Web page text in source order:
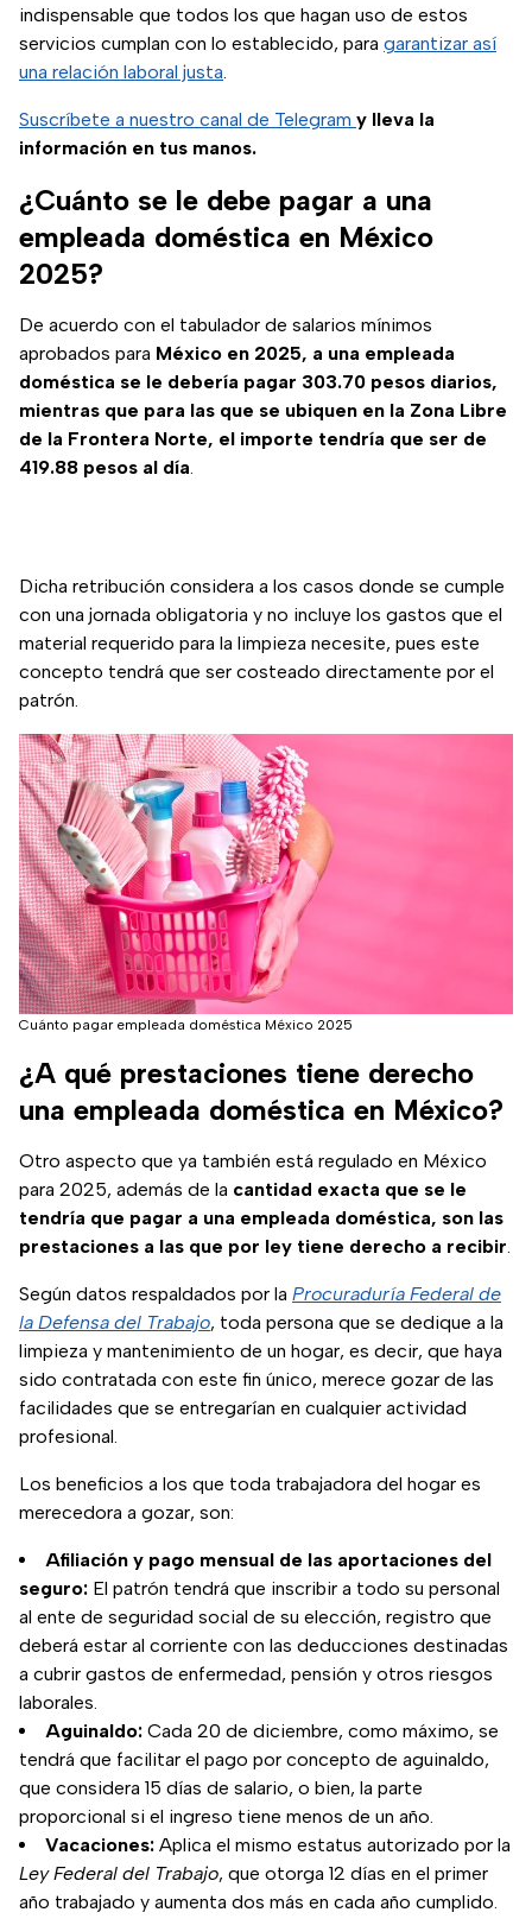
indispensable que todos los que hagan uso de estos
servicios cumplan con lo establecido, para garantizar así
una relación laboral justa.
Suscríbete a nuestro canal de Telegram y lleva la
información en tus manos.
¿Cuánto se le debe pagar a una
empleada doméstica en México
2025?
De acuerdo con el tabulador de salarios mínimos
aprobados para México en 2025, a una empleada
doméstica se le debería pagar 303.70 pesos diarios,
mientras que para las que se ubiquen en la Zona Libre
de la Frontera Norte, el importe tendría que ser de
419.88 pesos al día.
Dicha retribución considera a los casos donde se cumple
con una jornada obligatoria y no incluye los gastos que el
material requerido para la limpieza necesite, pues este
concepto tendrá que ser costeado directamente por el
patrón.
Cuánto pagar empleada doméstica México 2025
¿A qué prestaciones tiene derecho
una empleada doméstica en México?
Otro aspecto que ya también está regulado en México
para 2025, además de la cantidad exacta que se le
tendría que pagar a una empleada doméstica, son las
prestaciones a las que por ley tiene derecho a recibir.
Según datos respaldados por la Procuraduría Federal de
la Defensa del Trabajo, toda persona que se dedique a la
limpieza y mantenimiento de un hogar, es decir, que haya
sido contratada con este fin único, merece gozar de las
facilidades que se entregarían en cualquier actividad
profesional.
Los beneficios a los que toda trabajadora del hogar es
merecedora a gozar, son:
Afiliación y pago mensual de las aportaciones del
seguro: El patrón tendrá que inscribir a todo su personal
al ente de seguridad social de su elección, registro que
deberá estar al corriente con las deducciones destinadas
a cubrir gastos de enfermedad, pensión y otros riesgos
laborales.
Aguinaldo: Cada 20 de diciembre, como máximo, se
tendrá que facilitar el pago por concepto de aguinaldo,
que considera 15 días de salario, o bien, la parte
proporcional si el ingreso tiene menos de un año.
Vacaciones: Aplica el mismo estatus autorizado por la
Ley Federal del Trabajo, que otorga 12 días en el primer
año trabajado y aumenta dos más en cada año cumplido.